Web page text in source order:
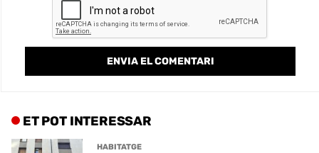
ET POT INTERESSAR
HABITATGE